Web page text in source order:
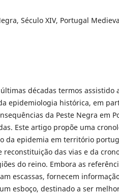
Século XIV, Portugal
décadas termos assistido
epidemiologia histórica, em
da Peste Negra em
Este artigo propõe uma
da epidemia em território
das vias e da
do reino. Embora as
escassas, fornecem
esboço, destinado a ser